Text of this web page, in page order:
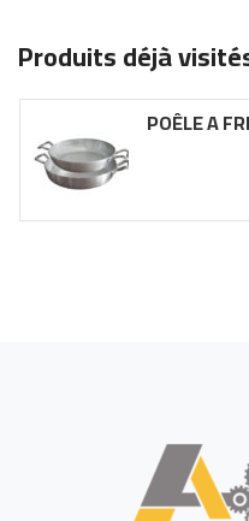
Produits déjà
POÊLE A